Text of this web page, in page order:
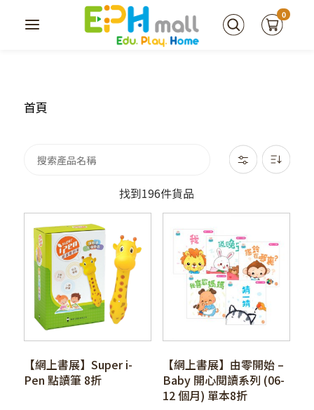
0
首頁
找到196件貨品
【網上書展】Super i-
Pen 點讀筆 8折
【網上書展】由零開始 –
Baby 開心閱讀系列 (06-
12 個月) 單本8折